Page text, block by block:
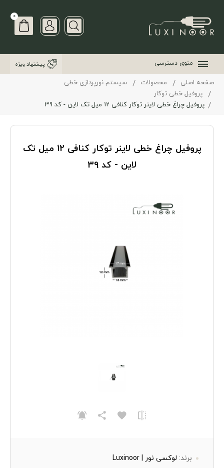
0
منوی دسترسی پیشنهاد ویژه
صفحه اصلی محصولات
سیستم نورپردازی خطی
پروفیل خطی توکار
پروفیل چراغ خطی لاینر توکار کنافی 12 میل تک لاین - کد 39
پروفیل چراغ خطی لاینر توکار کنافی 12 میل تک
لاین - کد 39
برند: لوکسی نور | Luxinoor